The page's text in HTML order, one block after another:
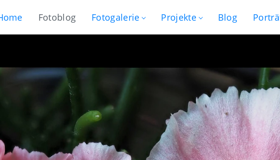
Fotoblog Fotogalerie Projekte Blog